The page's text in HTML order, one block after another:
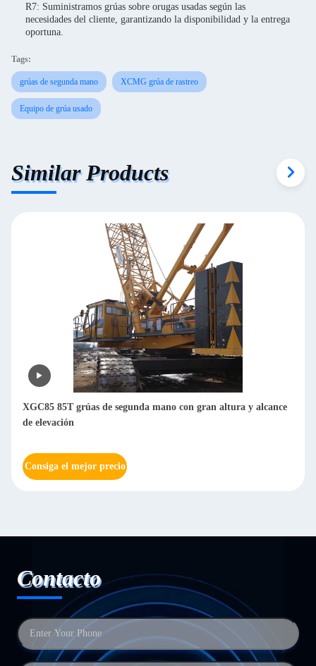
R7: Suministramos grúas sobre orugas usadas según las
necesidades del cliente, garantizando la disponibilidad y la entrega
oportuna.
Tags:
grúas de segunda mano XCMG grúa de rastreo
Equipo de grúa usado
Similar Products
XGC85 85T grúas de segunda mano con gran altura y alcance
de elevación
Consiga el mejor precio
Contacto